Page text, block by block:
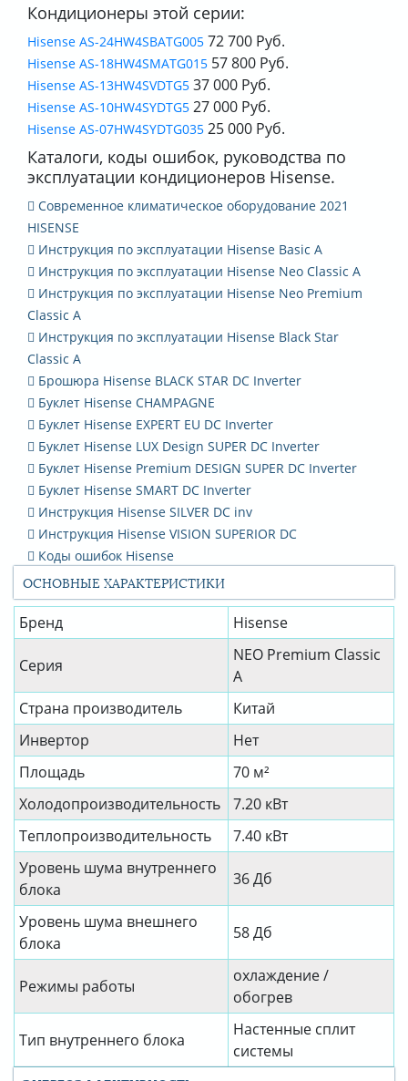
ОСНОВНЫЕ ХАРАКТЕРИСТИКИ
Бренд Hisense
Серия
NEO Premium Classic
A
Страна производитель
Китай
Инвертор
Нет
Площадь
70 м²
Холодопроизводительность
7.20 кВт
Теплопроизводительность
7.40 кВт
Уровень шума внутреннего
блока
36 Дб
Уровень шума внешнего
блока
58 Дб
Режимы работы
охлаждение /
обогрев
Тип внутреннего блока
Настенные сплит
системы
Кондиционеры этой серии:
Hisense AS-24HW4SBATG005 72 700 Руб.
Hisense AS-18HW4SMATG015 57 800 Руб.
Hisense AS-13HW4SVDTG5 37 000 Руб.
Hisense AS-10HW4SYDTG5 27 000 Руб.
Hisense AS-07HW4SYDTG035 25 000 Руб.
Каталоги, коды ошибок, руководства по
эксплуатации кондиционеров Hisense.
Современное климатическое оборудование 2021
HISENSE
Инструкция по эксплуатации Hisense Basic A
Инструкция по эксплуатации Hisense Neo Classic A
Инструкция по эксплуатации Hisense Neo Premium
Classic A
Инструкция по эксплуатации Hisense Black Star
Classic A
Брошюра Hisense BLACK STAR DC Inverter
Буклет Hisense CHAMPAGNE
Буклет Hisense EXPERT EU DC Inverter
Буклет Hisense LUX Design SUPER DC Inverter
Буклет Hisense Premium DESIGN SUPER DC Inverter
Буклет Hisense SMART DC Inverter
Инструкция Hisense SILVER DC inv
Инструкция Hisense VISION SUPERIOR DC
Коды ошибок Hisense